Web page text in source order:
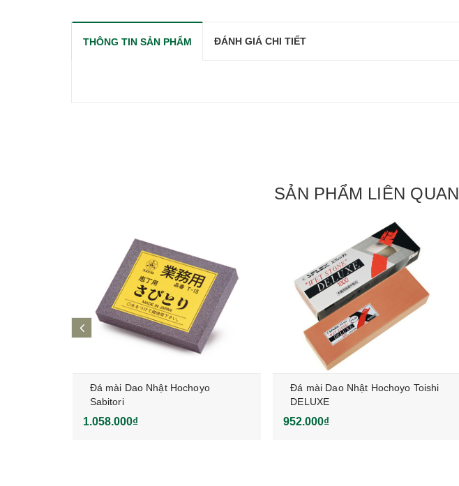
THÔNG TIN SẢN PHẨM ĐÁNH GIÁ CHI TIẾT
SẢN PHẨM LIÊN QUAN
Đá mài Dao Nhật Hochoyo
Sabitori
1.058.000₫
Đá mài Dao Nhật Hochoyo Toishi
DELUXE
952.000₫
prev